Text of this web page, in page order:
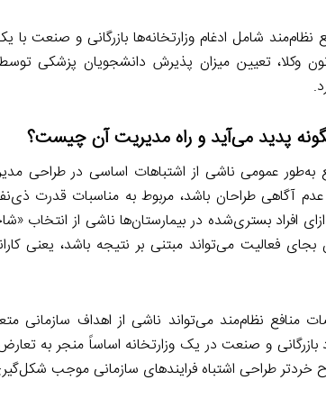
شامل ادغام وزارتخانه‌ها بازرگانی و صنعت با
وکلا، تعیین میزان پذیرش دانشجویان پزشکی
پدید می‌آید و راه مدیریت آن چیست؟
عمومی ناشی از اشتباهات اساسی در طراحی
عدم آگاهی طراحان باشد، مربوط به مناسبات قدرت
فعالیت می‌تواند مبتنی بر نتیجه باشد، یعنی
و صنعت در یک وزارتخانه اساساً منجر به
طراحی اشتباه فرایندهای سازمانی موجب